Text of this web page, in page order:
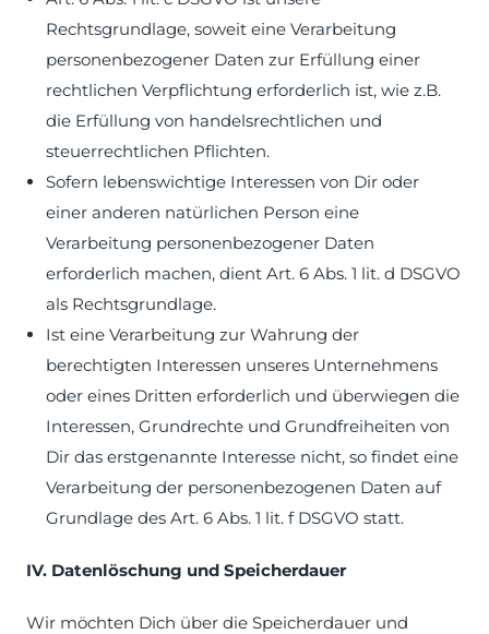
Rechtsgrundlage, soweit eine Verarbeitung
personenbezogener Daten zur Erfüllung einer
rechtlichen Verpflichtung erforderlich ist, wie z.B.
die Erfüllung von handelsrechtlichen und
steuerrechtlichen Pflichten.
Sofern lebenswichtige Interessen von Dir oder
einer anderen natürlichen Person eine
Verarbeitung personenbezogener Daten
erforderlich machen, dient Art. 6 Abs. 1 lit. d DSGVO
als Rechtsgrundlage.
Ist eine Verarbeitung zur Wahrung der
berechtigten Interessen unseres Unternehmens
oder eines Dritten erforderlich und überwiegen die
Interessen, Grundrechte und Grundfreiheiten von
Dir das erstgenannte Interesse nicht, so findet eine
Verarbeitung der personenbezogenen Daten auf
Grundlage des Art. 6 Abs. 1 lit. f DSGVO statt.
IV. Datenlöschung und Speicherdauer
Wir möchten Dich über die Speicherdauer und